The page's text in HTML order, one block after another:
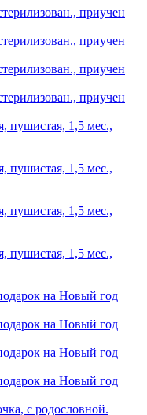
приучен
приучен
приучен
приучен
пушистая, 1,5 мес.,
пушистая, 1,5 мес.,
пушистая, 1,5 мес.,
пушистая, 1,5 мес.,
на Новый год
на Новый год
на Новый год
на Новый год
с родословной.